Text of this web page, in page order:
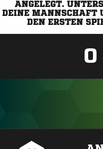
ANGELEGT.
DEINE MANNSCHAFT
DEN ERSTEN
0